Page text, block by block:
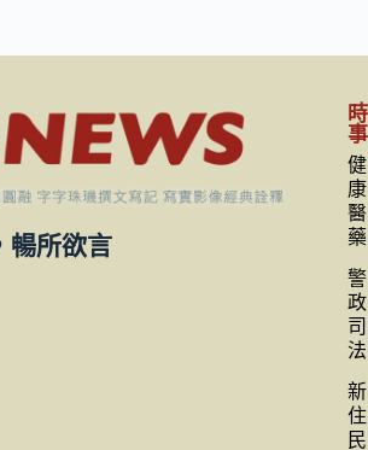
暢所欲言
時
事
健
康
醫
藥
警
政
司
法
新
住
民